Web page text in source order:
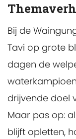
Bij de
Tavi op grote
dagen de
drijvende doel
Maar pas op:
blijft opletten,